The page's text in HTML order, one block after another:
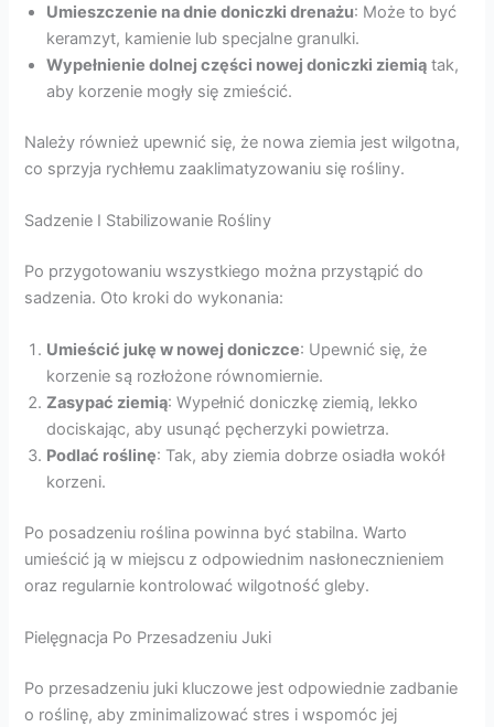
Umieszczenie na dnie doniczki drenażu: Może to być
keramzyt, kamienie lub specjalne granulki.
Wypełnienie dolnej części nowej doniczki ziemią tak,
aby korzenie mogły się zmieścić.
Należy również upewnić się, że nowa ziemia jest wilgotna,
co sprzyja rychłemu zaaklimatyzowaniu się rośliny.
Sadzenie I Stabilizowanie Rośliny
Po przygotowaniu wszystkiego można przystąpić do
sadzenia. Oto kroki do wykonania:
Umieścić jukę w nowej doniczce: Upewnić się, że
korzenie są rozłożone równomiernie.
Zasypać ziemią: Wypełnić doniczkę ziemią, lekko
dociskając, aby usunąć pęcherzyki powietrza.
Podlać roślinę: Tak, aby ziemia dobrze osiadła wokół
korzeni.
Po posadzeniu roślina powinna być stabilna. Warto
umieścić ją w miejscu z odpowiednim nasłonecznieniem
oraz regularnie kontrolować wilgotność gleby.
Pielęgnacja Po Przesadzeniu Juki
Po przesadzeniu juki kluczowe jest odpowiednie zadbanie
o roślinę, aby zminimalizować stres i wspomóc jej